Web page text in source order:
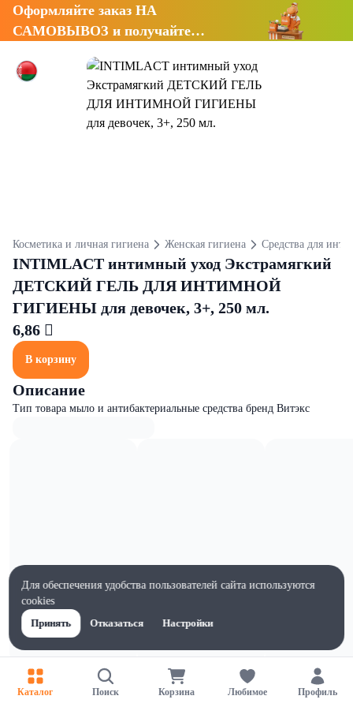
Оформляйте заказ НА
САМОВЫВОЗ и получайте
Косметика и личная гигиена Женская гигиена Средства для
INTIMLACT интимный уход Экстрамягкий
ДЕТСКИЙ ГЕЛЬ ДЛЯ ИНТИМНОЙ
ГИГИЕНЫ для девочек, 3+, 250 мл.
6,86 
В корзину
Описание
Тип товара мыло и антибактериальные средства бренд Витэкс
Характеристики
Ширина, мм
Каталог Поиск Корзина Любимое Профиль
Для обеспечения удобства пользователей сайта используются
cookies
Принять
Отказаться Настройки